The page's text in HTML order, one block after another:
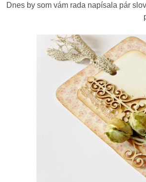
Dnes by som vám rada napísala pár slov